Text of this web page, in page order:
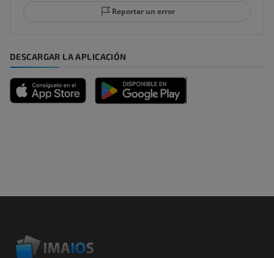
Reportar un error
DESCARGAR LA APLICACIÓN